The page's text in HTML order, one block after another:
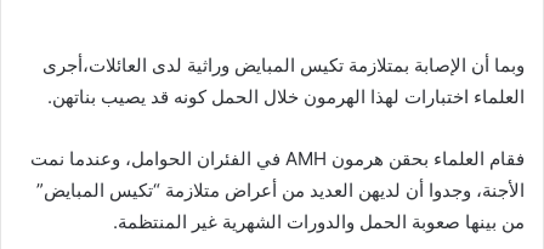
وبما أن الإصابة بمتلازمة تكيس المبايض وراثية لدى العائلات،أجرى
العلماء اختبارات لهذا الهرمون خلال الحمل كونه قد يصيب بناتهن.
فقام العلماء بحقن هرمون AMH في الفئران الحوامل، وعندما نمت
الأجنة، وجدوا أن لديهن العديد من أعراض متلازمة “تكيس المبايض”
من بينها صعوبة الحمل والدورات الشهرية غير المنتظمة.